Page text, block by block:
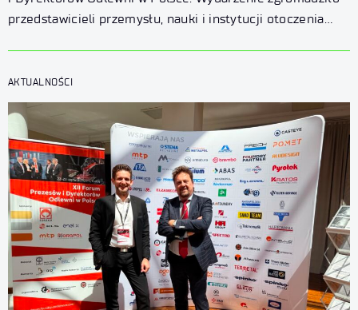
przedstawicieli przemysłu, nauki i instytucji otoczenia
od transformacji energetycznej i dekarbonizacji
po cyfryzację oraz wykorzystanie sztucznej inteligencji
w produkcji.
AKTUALNOŚCI